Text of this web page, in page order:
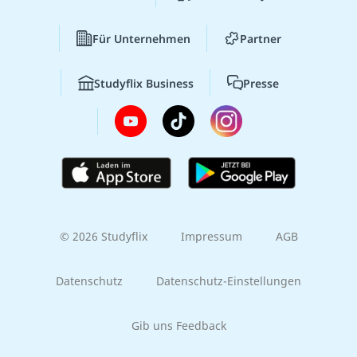
Für Unternehmen Partner
Studyflix Business Presse
© 2026 Studyflix Impressum AGB
Datenschutz Datenschutz-Einstellungen
Gib uns Feedback